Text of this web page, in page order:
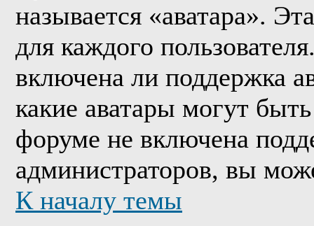
называется «аватара».
для каждого
включена ли поддержка
какие аватары могут
форуме не включена
администраторов, вы
К началу темы